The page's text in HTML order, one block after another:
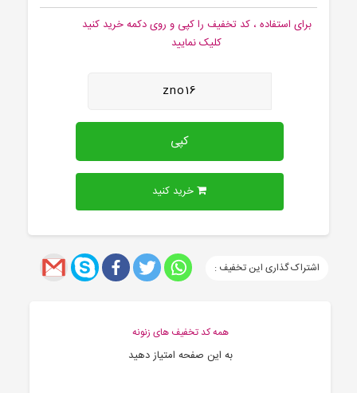
برای استفاده ، کد تخفیف را کپی و روی دکمه خرید کنید
کلیک نمایید
zno16
کپی
خرید کنید
اشتراک گذاری این تخفیف :
همه کد تخفیف های زنونه
به این صفحه امتیاز دهید